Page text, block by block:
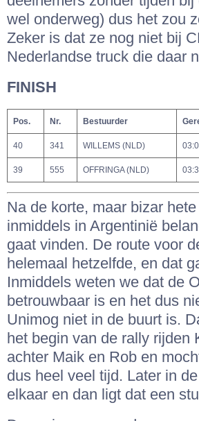
wel onderweg) dus het zou
Zeker is dat ze nog niet bij
Nederlandse truck die daar
FINISH
Pos. Nr. Bestuurder
40 341 WILLEMS (NLD)
39 555 OFFRINGA (NLD)
Na de korte, maar bizar
inmiddels in Argentinië
gaat vinden. De route voor
helemaal hetzelfde, en dat
Inmiddels weten we dat de
betrouwbaar is en het dus
Unimog niet in de buurt is.
het begin van de rally rijden
achter Maik en Rob en
dus heel veel tijd. Later in
elkaar en dan ligt dat een